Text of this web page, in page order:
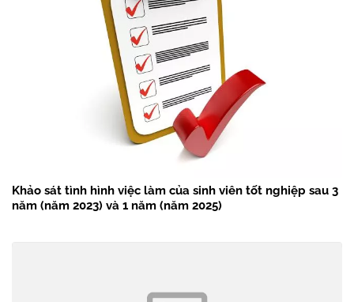
Khảo sát tình hình việc làm của sinh viên tốt nghiệp sau 3
năm (năm 2023) và 1 năm (năm 2025)